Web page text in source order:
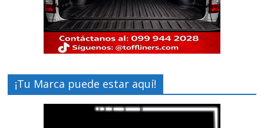
¡Tu Marca puede estar aquí!